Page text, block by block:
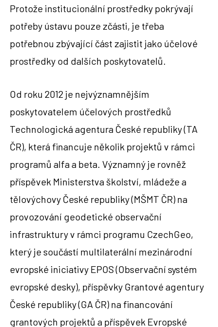
Protože institucionální prostředky pokrývají
potřeby ústavu pouze zčásti, je třeba
potřebnou zbývající část zajistit jako účelové
prostředky od dalších poskytovatelů.
Od roku 2012 je nejvýznamnějším
poskytovatelem účelových prostředků
Technologická agentura České republiky (TA
ČR), která financuje několik projektů v rámci
programů alfa a beta. Významný je rovněž
příspěvek Ministerstva školství, mládeže a
tělovýchovy České republiky (MŠMT ČR) na
provozování geodetické observační
infrastruktury v rámci programu CzechGeo,
který je součástí multilaterální mezinárodní
evropské iniciativy EPOS (Observační systém
evropské desky), příspěvky Grantové agentury
České republiky (GA ČR) na financování
grantových projektů a příspěvek Evropské